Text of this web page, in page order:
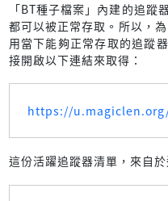
「BT種子檔案」內建的追
都可以被正常存取。所以，
用當下能夠正常存取的追蹤
接開啟以下連結來取得：
https://
這份活躍追蹤器清單，來自